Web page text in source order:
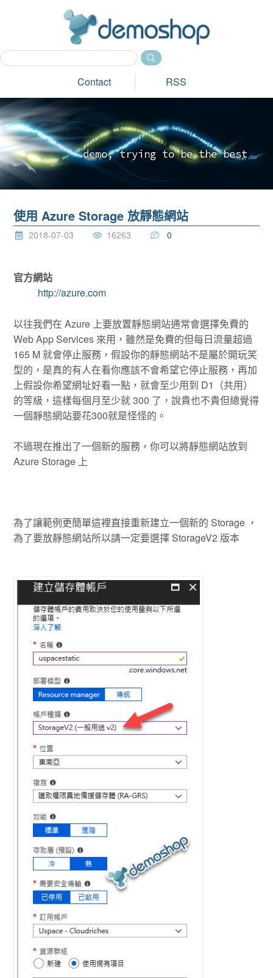
Contact RSS
demo, tryi ng to be the best_
使用 Azure Storage 放靜態網站
2018-07-03 16263 0
官方網站
http://azure.com
以往我們在 Azure 上要放置靜態網站通常會選擇免費的
Web App Services 來用，雖然是免費的但每日流量超過
165 M 就會停止服務，假設你的靜態網站不是屬於開玩笑
型的，是真的有人在看你應該不會希望它停止服務，再加
上假設你希望網址好看一點，就會至少用到 D1（共用）
的等級，這樣每個月至少就 300 了，說貴也不貴但總覺得
一個靜態網站要花300就是怪怪的。
不過現在推出了一個新的服務，你可以將靜態網站放到
Azure Storage 上
為了讓範例更簡單這裡直接重新建立一個新的 Storage ，
為了要放靜態網站所以請一定要選擇 StorageV2 版本